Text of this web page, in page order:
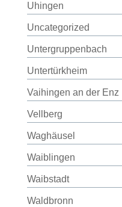
Uhingen
Uncategorized
Untergruppenbach
Untertürkheim
Vaihingen an der Enz
Vellberg
Waghäusel
Waiblingen
Waibstadt
Waldbronn